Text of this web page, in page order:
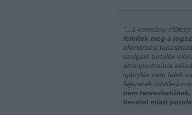
" ...a kormány-
feleltek meg a
ellenőrzési
szolgáló tartalék
átcsoportosított
igénylés nem felelt
fejezetek
nem
bevétel miatt